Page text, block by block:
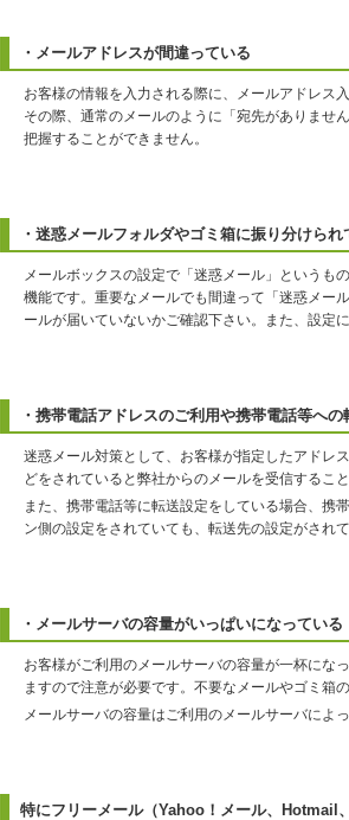
・メールアドレスが間違っている
お客様の情報を入力される際に、メールアドレス
その際、通常のメールのように「宛先がありませ
把握することができません。
・迷惑メールフォルダやゴミ箱に振り分けられ
メールボックスの設定で「迷惑メール」というも
機能です。重要なメールでも間違って「迷惑メー
ールが届いていないかご確認下さい。また、設定
・携帯電話アドレスのご利用や携帯電話等へ
迷惑メール対策として、お客様が指定したアドレ
どをされていると弊社からのメールを受信すること
また、携帯電話等に転送設定をしている場合、携
ン側の設定をされていても、転送先の設定がされ
・メールサーバの容量がいっぱいになっている
お客様がご利用のメールサーバの容量が一杯にな
ますので注意が必要です。不要なメールやゴミ箱
メールサーバの容量はご利用のメールサーバによ
特にフリーメール（Yahoo！メール、Hotmail